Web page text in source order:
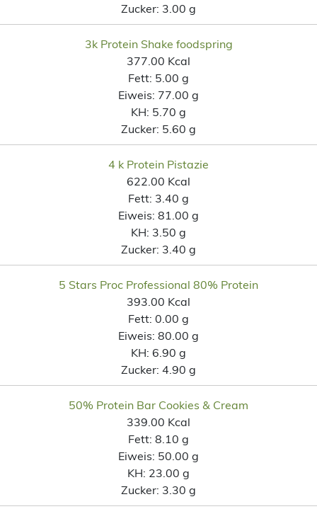
Zucker: 3.00 g
3k Protein Shake foodspring
377.00 Kcal
Fett: 5.00 g
Eiweis: 77.00 g
KH: 5.70 g
Zucker: 5.60 g
4 k Protein Pistazie
622.00 Kcal
Fett: 3.40 g
Eiweis: 81.00 g
KH: 3.50 g
Zucker: 3.40 g
5 Stars Proc Professional 80% Protein
393.00 Kcal
Fett: 0.00 g
Eiweis: 80.00 g
KH: 6.90 g
Zucker: 4.90 g
50% Protein Bar Cookies & Cream
339.00 Kcal
Fett: 8.10 g
Eiweis: 50.00 g
KH: 23.00 g
Zucker: 3.30 g